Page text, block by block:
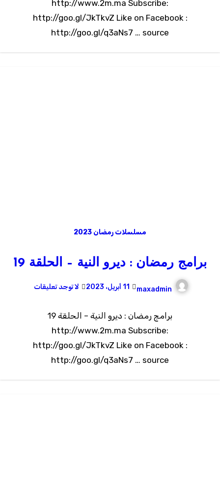
http://www.2m.ma Subscribe:
http://goo.gl/JkTkvZ Like on Facebook :
http://goo.gl/q3aNs7 … source
مسلسلات رمضان 2023
برامج رمضان : ديرو النية – الحلقة 19
maxadmin 11 أبريل، 2023 لا توجد تعليقات
برامج رمضان : ديرو النية – الحلقة 19
http://www.2m.ma Subscribe:
http://goo.gl/JkTkvZ Like on Facebook :
http://goo.gl/q3aNs7 … source